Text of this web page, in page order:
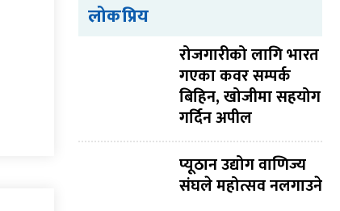
लोकप्रिय
रोजगारीको लागि भारत
गएका कवर सम्पर्क
बिहिन, खोजीमा सहयोग
गर्दिन अपील
प्यूठान उद्योग वाणिज्य
संघले महोत्सव नलगाउने